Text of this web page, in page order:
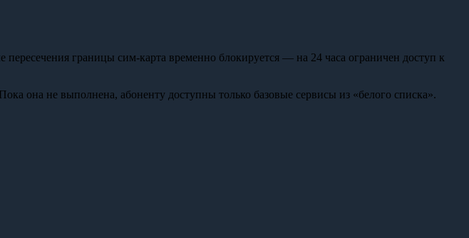
границы сим-карта временно блокируется — на 24 часа ограничен доступ к
она не выполнена, абоненту доступны только базовые сервисы из «белого списка».